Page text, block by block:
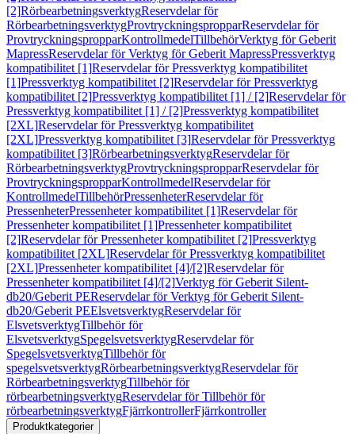
[2]RörbearbetningsverktygReservdelar för
RörbearbetningsverktygProvtryckningspropparReservdelar för
ProvtryckningspropparKontrollmedelTillbehörVerktyg för Geberit
MapressReservdelar för Verktyg för Geberit MapressPressverktyg
kompatibilitet [1]Reservdelar för Pressverktyg kompatibilitet
[1]Pressverktyg kompatibilitet [2]Reservdelar för Pressverktyg
kompatibilitet [2]Pressverktyg kompatibilitet [1] / [2]Reservdelar för
Pressverktyg kompatibilitet [1] / [2]Pressverktyg kompatibilitet
[2XL]Reservdelar för Pressverktyg kompatibilitet
[2XL]Pressverktyg kompatibilitet [3]Reservdelar för Pressverktyg
kompatibilitet [3]RörbearbetningsverktygReservdelar för
RörbearbetningsverktygProvtryckningspropparReservdelar för
ProvtryckningspropparKontrollmedelReservdelar för
KontrollmedelTillbehörPressenheterReservdelar för
PressenheterPressenheter kompatibilitet [1]Reservdelar för
Pressenheter kompatibilitet [1]Pressenheter kompatibilitet
[2]Reservdelar för Pressenheter kompatibilitet [2]Pressverktyg
kompatibilitet [2XL]Reservdelar för Pressverktyg kompatibilitet
[2XL]Pressenheter kompatibilitet [4]/[2]Reservdelar för
Pressenheter kompatibilitet [4]/[2]Verktyg för Geberit Silent-
db20/Geberit PEReservdelar för Verktyg för Geberit Silent-
db20/Geberit PEElsvetsverktygReservdelar för
ElsvetsverktygTillbehör för
ElsvetsverktygSpegelsvetsverktygReservdelar för
SpegelsvetsverktygTillbehör för
spegelsvetsverktygRörbearbetningsverktygReservdelar för
RörbearbetningsverktygTillbehör för
rörbearbetningsverktygReservdelar för Tillbehör för
rörbearbetningsverktygFjärrkontrollerFjärrkontroller
Produktkategorier